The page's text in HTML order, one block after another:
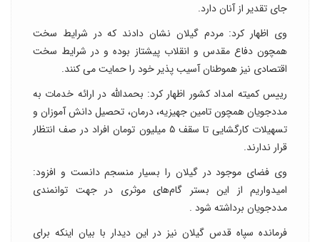
جای تقدیر از آنان دارد.
وی اظهار کرد: مردم گیلان نشان دادند که در شرایط سخت
همچون دفاع مقدس و انقلاب پیشتاز بوده و در شرایط سخت
اقتصادی نیز هموطنان آسیب پذیر خود را حمایت می کنند.
رییس کمیته امداد کشور اظهار کرد: بحمدالله در ارائه خدمات به
مددجویان همچون تامین جهیزیه، درمان، تحصیل دانش آموزان و
تسهیلات کارگشایی تا سقف ۵ میلیون تومان افراد در صف انتظار
قرار ندارند.
وی فضای موجود در گیلان را بسیار منسجم دانست و افزود:
امیدواریم از این بستر گام‌های موثری در جهت توانمندی
مددجویان برداشته شود .
فرمانده سپاه قدس گیلان نیز در این دیدار با بیان اینکه برای